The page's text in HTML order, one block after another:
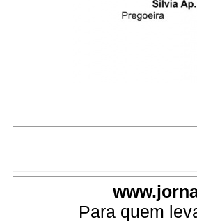
Para quem